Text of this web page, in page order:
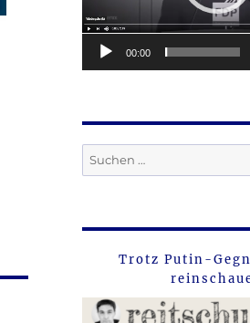
00:00
Suche
nach:
Trotz Putin-